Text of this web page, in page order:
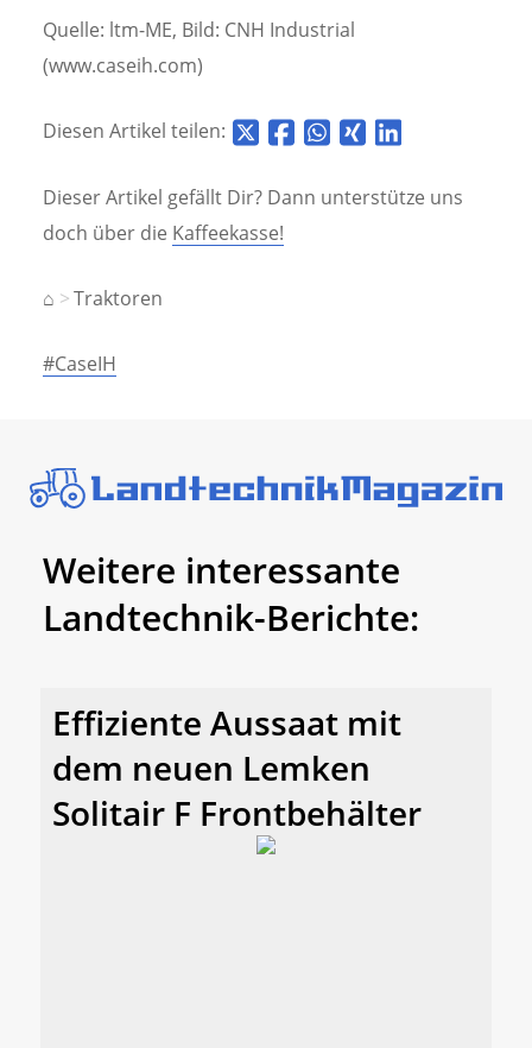
Quelle: ltm-ME, Bild: CNH Industrial
(www.caseih.com)
Diesen Artikel teilen:
Dieser Artikel gefällt Dir? Dann unterstütze uns
doch über die Kaffeekasse!
⌂ Traktoren
#CaseIH
Weitere interessante
Landtechnik-Berichte:
Effiziente Aussaat mit
dem neuen Lemken
Solitair F Frontbehälter